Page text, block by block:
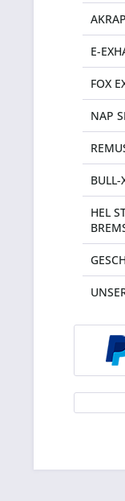
E-
FOX
NAP
BULL-
HEL